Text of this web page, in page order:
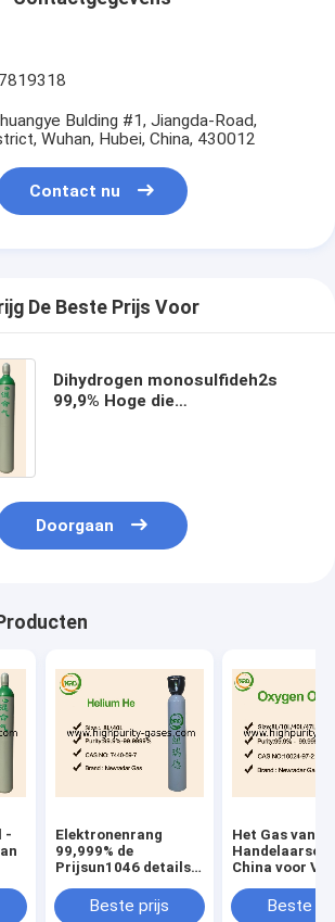
Bulding #1, Jiangda-Road,
Wuhan, Hubei, China, 430012
Contact nu
De Beste Prijs Voor
Dihydrogen monosulfideh2s
99,9% Hoge die
Doorgaan
-
Elektronenrang
99,999% de
Prijsun1046 details
Beste prijs
Het Gas van de
Handelaarso2
China voor
Beste Prijs
Beste